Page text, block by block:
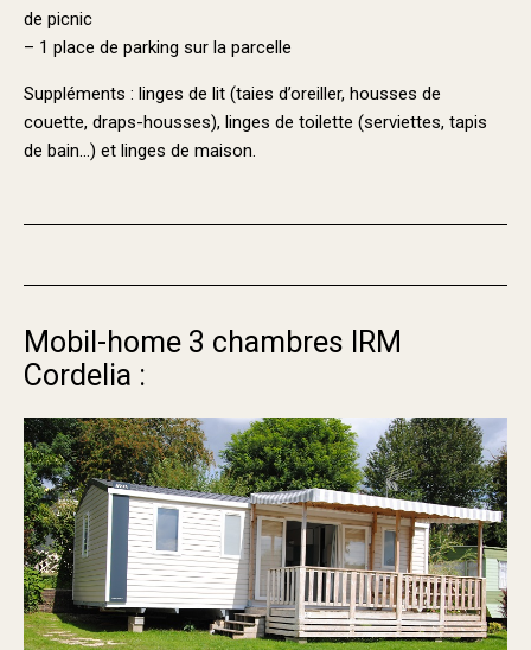
de picnic
– 1 place de parking sur la parcelle
Suppléments : linges de lit (taies d’oreiller, housses de
couette, draps-housses), linges de toilette (serviettes, tapis
de bain…) et linges de maison.
Mobil-home 3 chambres IRM
Cordelia :